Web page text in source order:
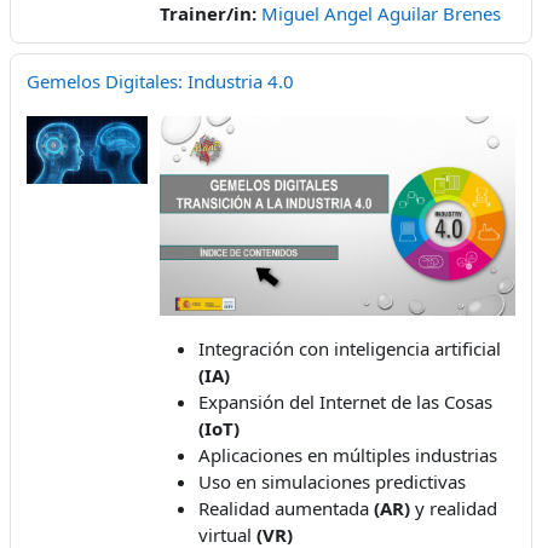
Trainer/in: Miguel Angel Aguilar Brenes
Gemelos Digitales: Industria 4.0
Integración con inteligencia artificial
(IA)
Expansión del Internet de las Cosas
(IoT)
Aplicaciones en múltiples industrias
Uso en simulaciones predictivas
Realidad aumentada (AR) y realidad
virtual (VR)